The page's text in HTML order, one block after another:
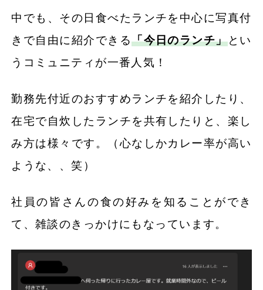
中でも、その日食べたランチを中心に写真付
きで自由に紹介できる「今日のランチ」とい
うコミュニティが一番人気！
勤務先付近のおすすめランチを紹介したり、
在宅で自炊したランチを共有したりと、楽し
み方は様々です。（心なしかカレー率が高い
ような、、笑）
社員の皆さんの食の好みを知ることができ
て、雑談のきっかけにもなっています。